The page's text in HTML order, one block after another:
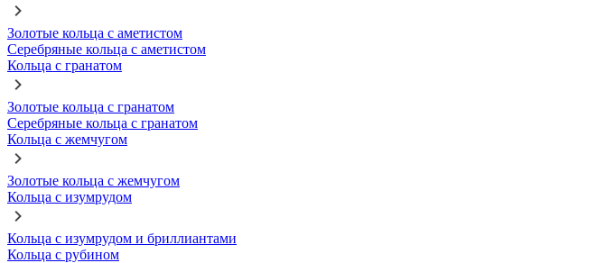
Золотые кольца с аметистом
Серебряные кольца с аметистом
Кольца с гранатом
Золотые кольца с гранатом
Серебряные кольца с гранатом
Кольца с жемчугом
Золотые кольца с жемчугом
Кольца с изумрудом
Кольца с изумрудом и бриллиантами
Кольца с рубином